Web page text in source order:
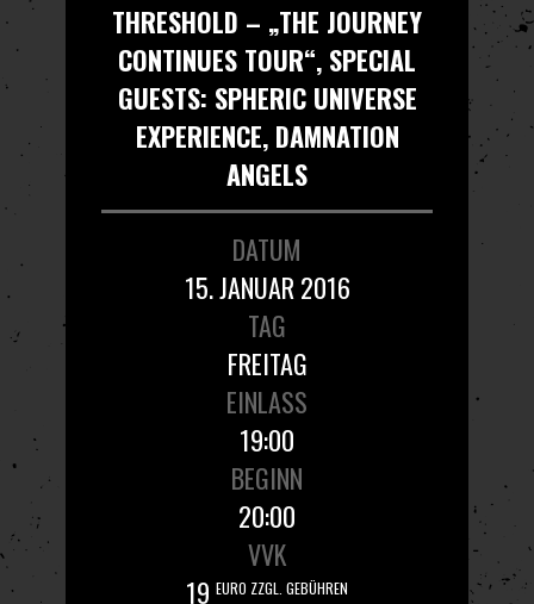
THRESHOLD – „THE JOURNEY
CONTINUES TOUR“, SPECIAL
GUESTS: SPHERIC UNIVERSE
EXPERIENCE, DAMNATION
ANGELS
DATUM
15. JANUAR 2016
TAG
FREITAG
EINLASS
19:00
BEGINN
20:00
VVK
19 EURO ZZGL. GEBÜHREN